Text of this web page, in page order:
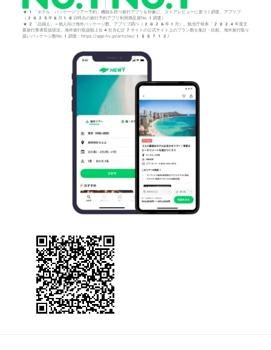
*1「ホテル・パッケージツアー予約」機能を持つ旅行アプリを対象に、ストアレビューに基づく調査。アプリブ
（2025年6月18日時点の旅行予約アプリ利用満足度No.1調査）
*2「品揃え」＝個人向け海外パッケージ数。アプリブ調べ（2026年1月）。観光庁発表「2024年度主
要旅行業者取扱状況」海外旅行取扱額上位4社含む計7サイトの公式サイト上のプラン数を集計・比較。海外旅行取り
扱いパッケージ数No.1調査：https://app-liv.jp/articles/155712/